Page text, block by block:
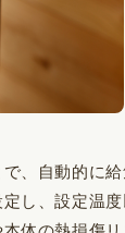
、自動的に
し、設定温